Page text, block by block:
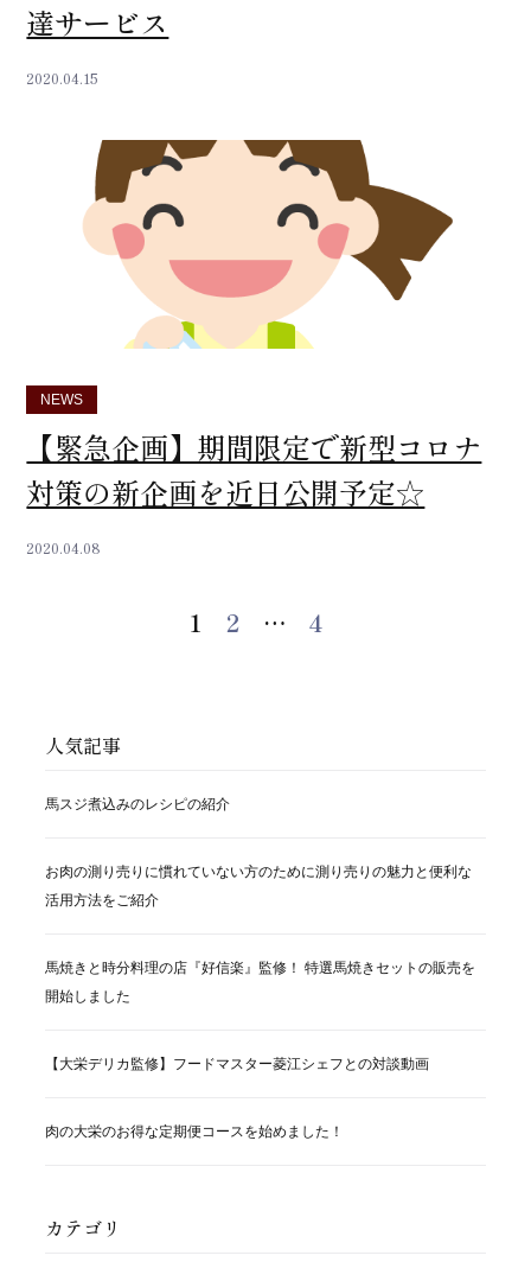
達サービス
2020.04.15
NEWS
【緊急企画】期間限定で新型コロナ
対策の新企画を近日公開予定☆
2020.04.08
ペ
ー
送
1 2 … 4
人気記事
馬スジ煮込みのレシピの紹介
お肉の測り売りに慣れていない方のために測り売りの魅力と便利な
活用方法をご紹介
馬焼きと時分料理の店『好信楽』監修！ 特選馬焼きセットの販売を
開始しました
【大栄デリカ監修】フードマスター菱江シェフとの対談動画
肉の大栄のお得な定期便コースを始めました！
カテゴリ